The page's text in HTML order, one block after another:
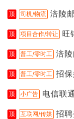
顶 司机/物流 涪陵
顶 项目合作/转让 旺
顶 普工/零时工 涪
顶 普工/零时工 招
顶 小广告 电信联
顶 互联网/传媒 招